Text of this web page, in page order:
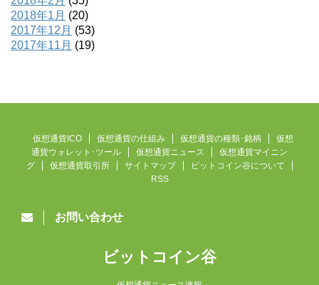
2018年1月 (20)
2017年12月 (53)
2017年11月 (19)
仮想通貨ICO 仮想通貨の仕組み 仮想通貨の種類･銘柄
仮想
通貨ウォレット･ツール
仮想通貨ニュース
仮想通貨マイニン
グ
仮想通貨取引所 サイトマップ
ビットコイン谷について
RSS
お問い合わせ
ビットコイン谷